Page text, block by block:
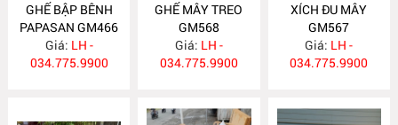
GHẾ BẬP BÊNH
PAPASAN GM466
Giá: LH -
034.775.9900
GHẾ MÂY TREO
GM568
Giá: LH -
034.775.9900
XÍCH ĐU MÂY
GM567
Giá: LH -
034.775.9900